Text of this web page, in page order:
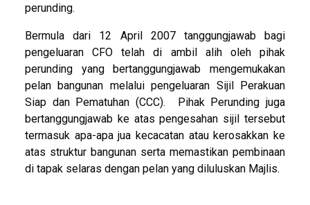
perunding.
Bermula dari 12 April 2007 tanggungjawab bagi
pengeluaran CFO telah di ambil alih oleh pihak
perunding yang bertanggungjawab mengemukakan
pelan bangunan melalui pengeluaran Sijil Perakuan
Siap dan Pematuhan (CCC). Pihak Perunding juga
bertanggungjawab ke atas pengesahan sijil tersebut
termasuk apa-apa jua kecacatan atau kerosakkan ke
atas struktur bangunan serta memastikan pembinaan
di tapak selaras dengan pelan yang diluluskan Majlis.